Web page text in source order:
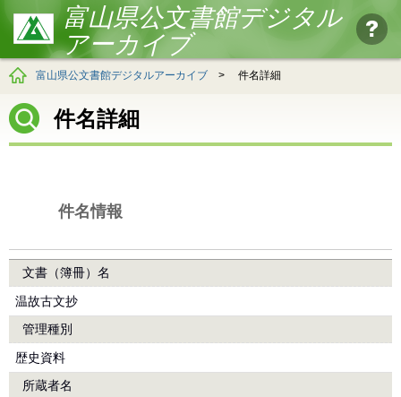
富山県公文書館デジタル
アーカイブ
富山県公文書館デジタルアーカイブ > 件名詳細
件名詳細
件名情報
文書（簿冊）名
温故古文抄
管理種別
歴史資料
所蔵者名